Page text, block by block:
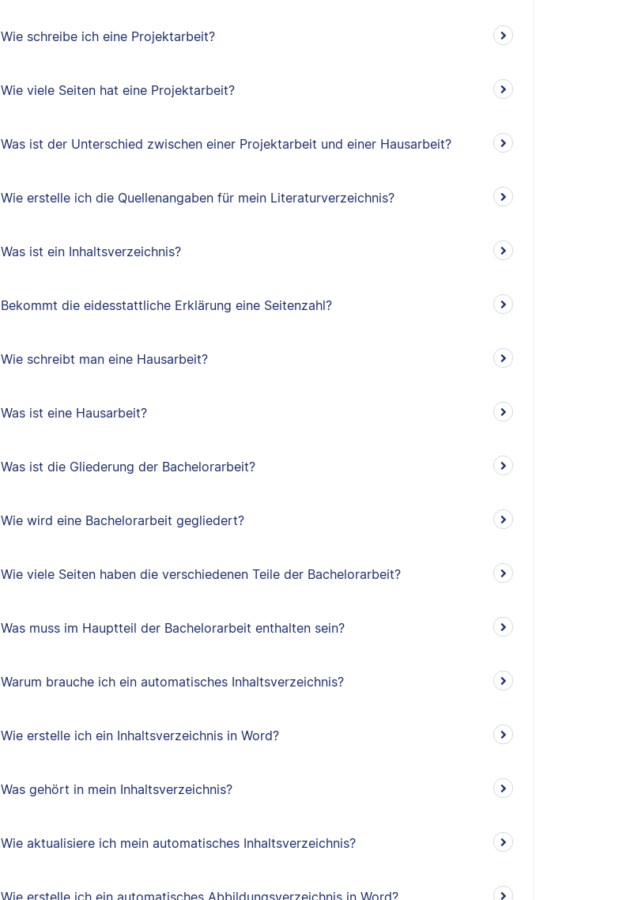
Wie schreibe ich eine Projektarbeit?
Wie viele Seiten hat eine Projektarbeit?
Was ist der Unterschied zwischen einer Projektarbeit und einer Hausarbeit?
Wie erstelle ich die Quellenangaben für mein Literaturverzeichnis?
Was ist ein Inhaltsverzeichnis?
Bekommt die eidesstattliche Erklärung eine Seitenzahl?
Wie schreibt man eine Hausarbeit?
Was ist eine Hausarbeit?
Was ist die Gliederung der Bachelorarbeit?
Wie wird eine Bachelorarbeit gegliedert?
Wie viele Seiten haben die verschiedenen Teile der Bachelorarbeit?
Was muss im Hauptteil der Bachelorarbeit enthalten sein?
Warum brauche ich ein automatisches Inhaltsverzeichnis?
Wie erstelle ich ein Inhaltsverzeichnis in Word?
Was gehört in mein Inhaltsverzeichnis?
Wie aktualisiere ich mein automatisches Inhaltsverzeichnis?
Wie erstelle ich ein automatisches Abbildungsverzeichnis in Word?